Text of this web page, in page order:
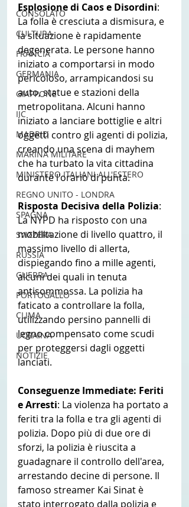
CONSOLATO
CULTURA
FRANCIA
GERMANIA
GIAPPONE
IIC
MADRID
MARINA MILITARE
MINISTERO ITALIANI ALL'ESTERO
REGNO UNITO - LONDRA
SPAGNA
SVIZZERA
RUSSIA
GUERRA
PORTOGALLO
CLIMA
UCRAINA
NOTIZIE
Esplosione di Caos e Disordini:
La folla è cresciuta a dismisura, e
la situazione è rapidamente
degenerata. Le persone hanno
iniziato a comportarsi in modo
pericoloso, arrampicandosi su
auto, statue e stazioni della
metropolitana. Alcuni hanno
iniziato a lanciare bottiglie e altri
oggetti contro gli agenti di polizia,
creando una scena di mayhem
che ha turbato la vita cittadina
durante l'orario di punta.
Risposta Decisiva della Polizia:
La NYPD ha risposto con una
mobilitazione di livello quattro, il
massimo livello di allerta,
dispiegando fino a mille agenti,
alcuni dei quali in tenuta
antisommossa. La polizia ha
faticato a controllare la folla,
utilizzando persino pannelli di
legno compensato come scudi
per proteggersi dagli oggetti
lanciati.
Conseguenze Immediate: Feriti
e Arresti: La violenza ha portato a
feriti tra la folla e tra gli agenti di
polizia. Dopo più di due ore di
sforzi, la polizia è riuscita a
guadagnare il controllo dell'area,
arrestando decine di persone. Il
famoso streamer Kai Sinat è
stato interrogato dalla polizia e